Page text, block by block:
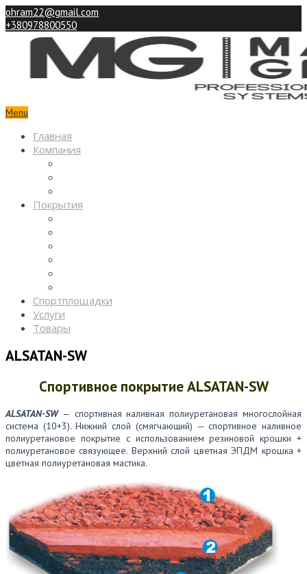
ohram22@gmail.com
+380978800550
Menu
Главная
Компания
Покрытия
Спортплощадки
Услуги
Товары
ALSATAN-SW
Спортивное покрытие ALSATAN-SW
ALSATAN-SW— спортивная наливная полиуретановая многослойная
система (10+3). Нижний слой (смягчающий) — спортивное наливное
полиуретановое покрытие с использованием резиновой крошки +
полиуретановое связующее. Верхний слой цветная ЭПДМ крошка +
цветная полиуретановая мастика.